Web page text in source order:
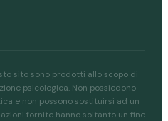
sito sono prodotti allo scopo di
psicologica. Non possiedono
e non possono sostituirsi ad un
fornite hanno soltanto un fine